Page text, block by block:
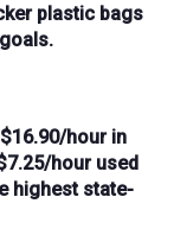
plastic bags
$16.90/hour in
hourused
highest state-